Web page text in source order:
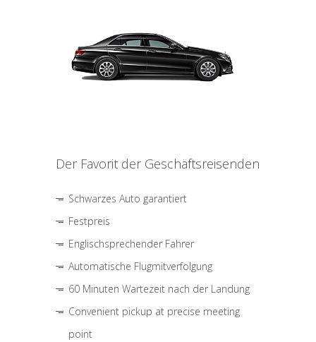
Der Favorit der Geschäftsreisenden
Schwarzes Auto garantiert
Festpreis
Englischsprechender Fahrer
Automatische Flugmitverfolgung
60 Minuten Wartezeit nach der Landung
Convenient pickup at precise meeting
point